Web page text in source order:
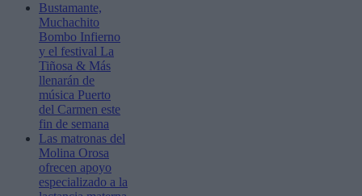
Bustamante,
Muchachito
Bombo Infierno
y el festival La
Tiñosa & Más
llenarán de
música Puerto
del Carmen este
fin de semana
Las matronas del
Molina Orosa
ofrecen apoyo
especializado a la